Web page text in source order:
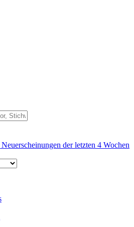
Neuerscheinungen der letzten 4 Wochen